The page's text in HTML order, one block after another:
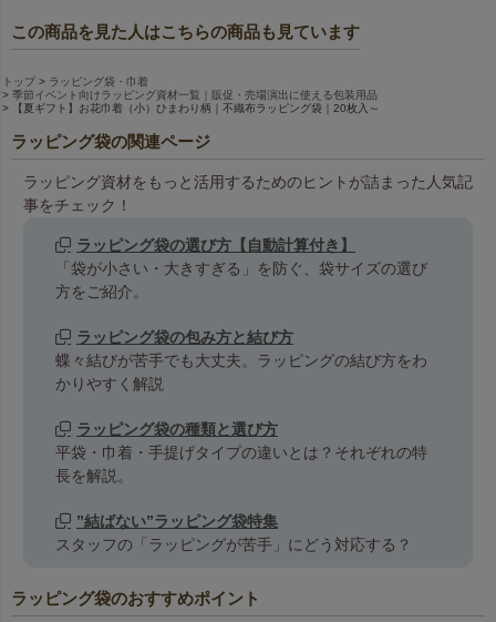
この商品を見た人はこちらの商品も見ています
トップ
ラッピング袋・巾着
季節イベント向けラッピング資材一覧｜販促・売場演出に使える包装用品
【夏ギフト】お花巾着（小）ひまわり柄｜不織布ラッピング袋｜20枚入～
ラッピング袋の関連ページ
ラッピング資材をもっと活用するためのヒントが詰まった人気記
事をチェック！
ラッピング袋の選び方【自動計算付き】
「袋が小さい・大きすぎる」を防ぐ、袋サイズの選び
方をご紹介。
ラッピング袋の包み方と結び方
蝶々結びが苦手でも大丈夫。ラッピングの結び方をわ
かりやすく解説
ラッピング袋の種類と選び方
平袋・巾着・手提げタイプの違いとは？それぞれの特
長を解説。
”結ばない”ラッピング袋特集
スタッフの「ラッピングが苦手」にどう対応する？
ラッピング袋のおすすめポイント